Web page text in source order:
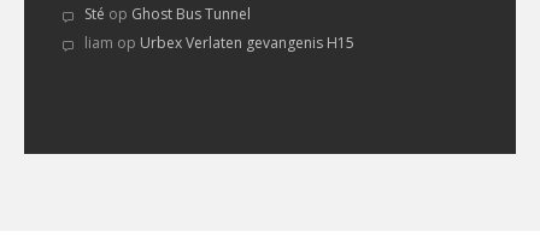
Sté op Ghost Bus Tunnel
liam op Urbex Verlaten gevangenis H15